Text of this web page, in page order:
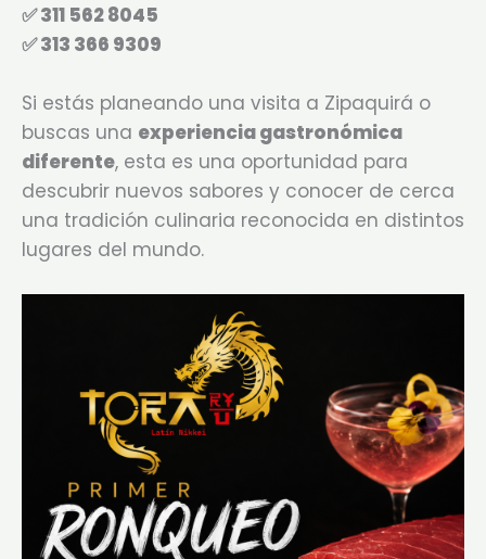
✅ 311 562 8045
✅ 313 366 9309
Si estás planeando una visita a Zipaquirá o
buscas una experiencia gastronómica
diferente, esta es una oportunidad para
descubrir nuevos sabores y conocer de cerca
una tradición culinaria reconocida en distintos
lugares del mundo.